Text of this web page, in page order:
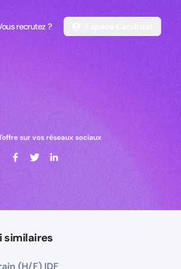
recrutez ?
?
sur vos réseaux sociaux
similaires
(H/F) IDF